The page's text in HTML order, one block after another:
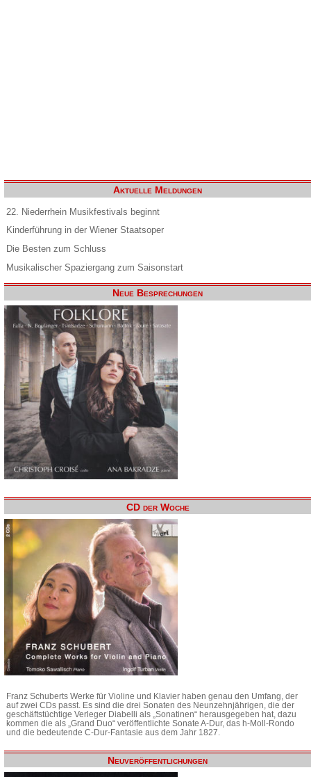
Aktuelle Meldungen
22. Niederrhein Musikfestivals beginnt
Kinderführung in der Wiener Staatsoper
Die Besten zum Schluss
Musikalischer Spaziergang zum Saisonstart
Neue Besprechungen
CD der Woche
Franz Schuberts Werke für Violine und Klavier haben genau den Umfang, der
auf zwei CDs passt. Es sind die drei Sonaten des Neunzehnjährigen, die der
geschäftstüchtige Verleger Diabelli als „Sonatinen“ herausgegeben hat, dazu
kommen die als „Grand Duo“ veröffentlichte Sonate A-Dur, das h-Moll-Rondo
und die bedeutende C-Dur-Fantasie aus dem Jahr 1827.
Neuveröffentlichungen